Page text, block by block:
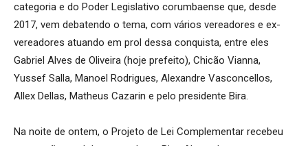
categoria e do Poder Legislativo corumbaense que, desde
2017, vem debatendo o tema, com vários vereadores e ex-
vereadores atuando em prol dessa conquista, entre eles
Gabriel Alves de Oliveira (hoje prefeito), Chicão Vianna,
Yussef Salla, Manoel Rodrigues, Alexandre Vasconcellos,
Allex Dellas, Matheus Cazarin e pelo presidente Bira.
Na noite de ontem, o Projeto de Lei Complementar recebeu